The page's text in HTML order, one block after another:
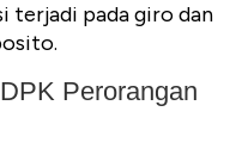
terjadi pada giro dan